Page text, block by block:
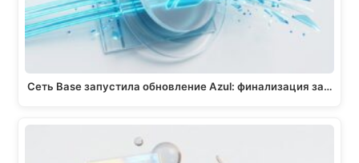
Сеть Base запустила обновление Azul: финализация за…